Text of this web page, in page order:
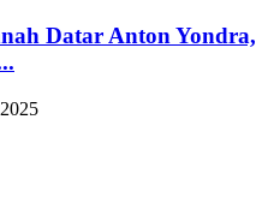
Datar Anton Yondra,